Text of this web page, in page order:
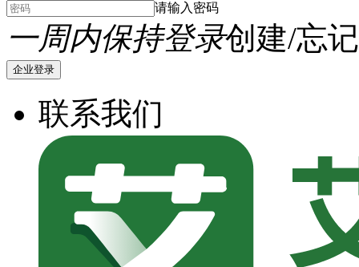
请输入密码
一周内保持登录创建/忘
企业登录
联系我们